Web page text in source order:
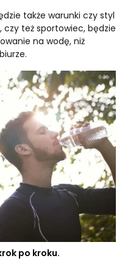
także warunki czy styl
też sportowiec, będzie
na wodę, niż
po kroku.